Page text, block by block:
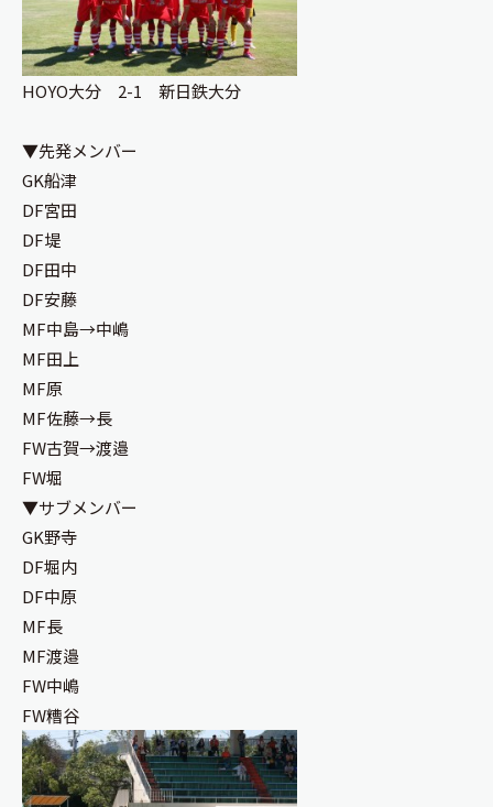
HOYO大分 2-1 新日鉄大分
▼先発メンバー
GK船津
DF宮田
DF堤
DF田中
DF安藤
MF中島→中嶋
MF田上
MF原
MF佐藤→長
FW古賀→渡邉
FW堀
▼サブメンバー
GK野寺
DF堀内
DF中原
MF長
MF渡邉
FW中嶋
FW糟谷